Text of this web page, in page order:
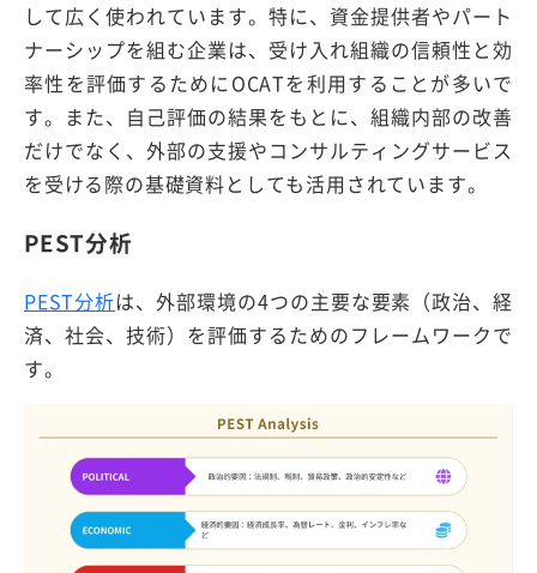
して広く使われています。特に、資金提供者やパート
ナーシップを組む企業は、受け入れ組織の信頼性と効
率性を評価するためにOCATを利用することが多いで
す。また、自己評価の結果をもとに、組織内部の改善
だけでなく、外部の支援やコンサルティングサービス
を受ける際の基礎資料としても活用されています。
PEST分析
PEST分析は、外部環境の4つの主要な要素（政治、経
済、社会、技術）を評価するためのフレームワークで
す。